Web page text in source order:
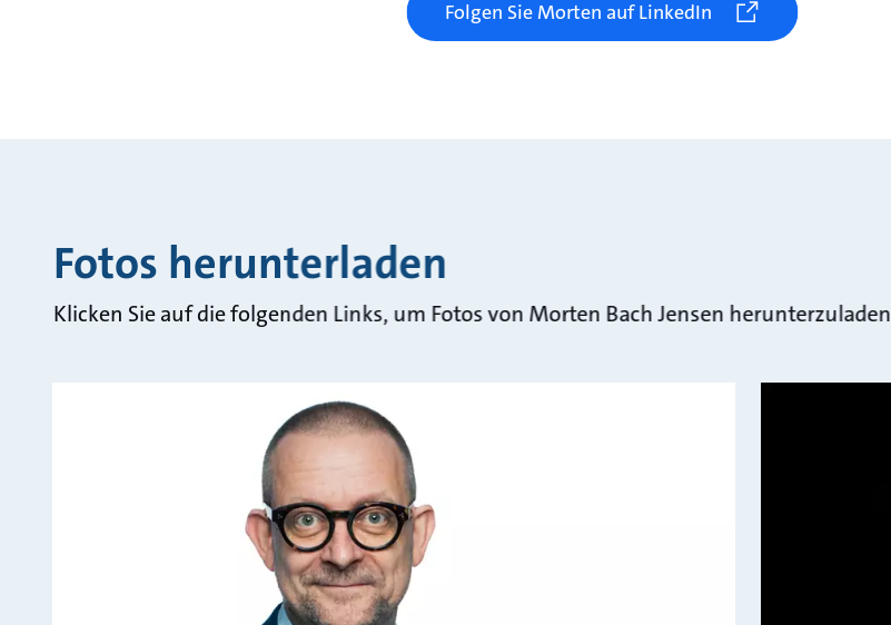
Folgen Sie Morten auf LinkedIn
Fotos herunterladen
Klicken Sie auf die folgenden Links, um Fotos von Morten Bach Jensen herunterzuladen